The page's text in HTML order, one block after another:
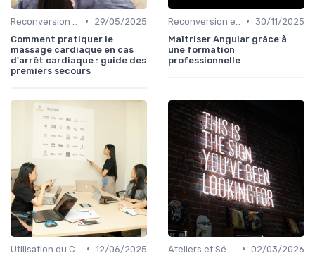
•
29/05/2025
Comment pratiquer le
massage cardiaque en cas
d'arrêt cardiaque : guide des
premiers secours
• 30/11/2025
Maîtriser Angular grâce à
une formation
professionnelle
• 12/06/2025
• 02/03/2026